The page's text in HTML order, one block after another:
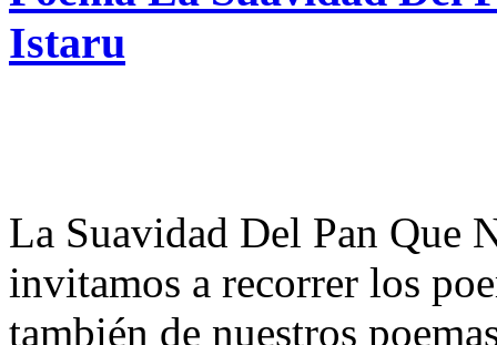
Istaru
La Suavidad Del Pan Que
invitamos a recorrer los
también de nuestros